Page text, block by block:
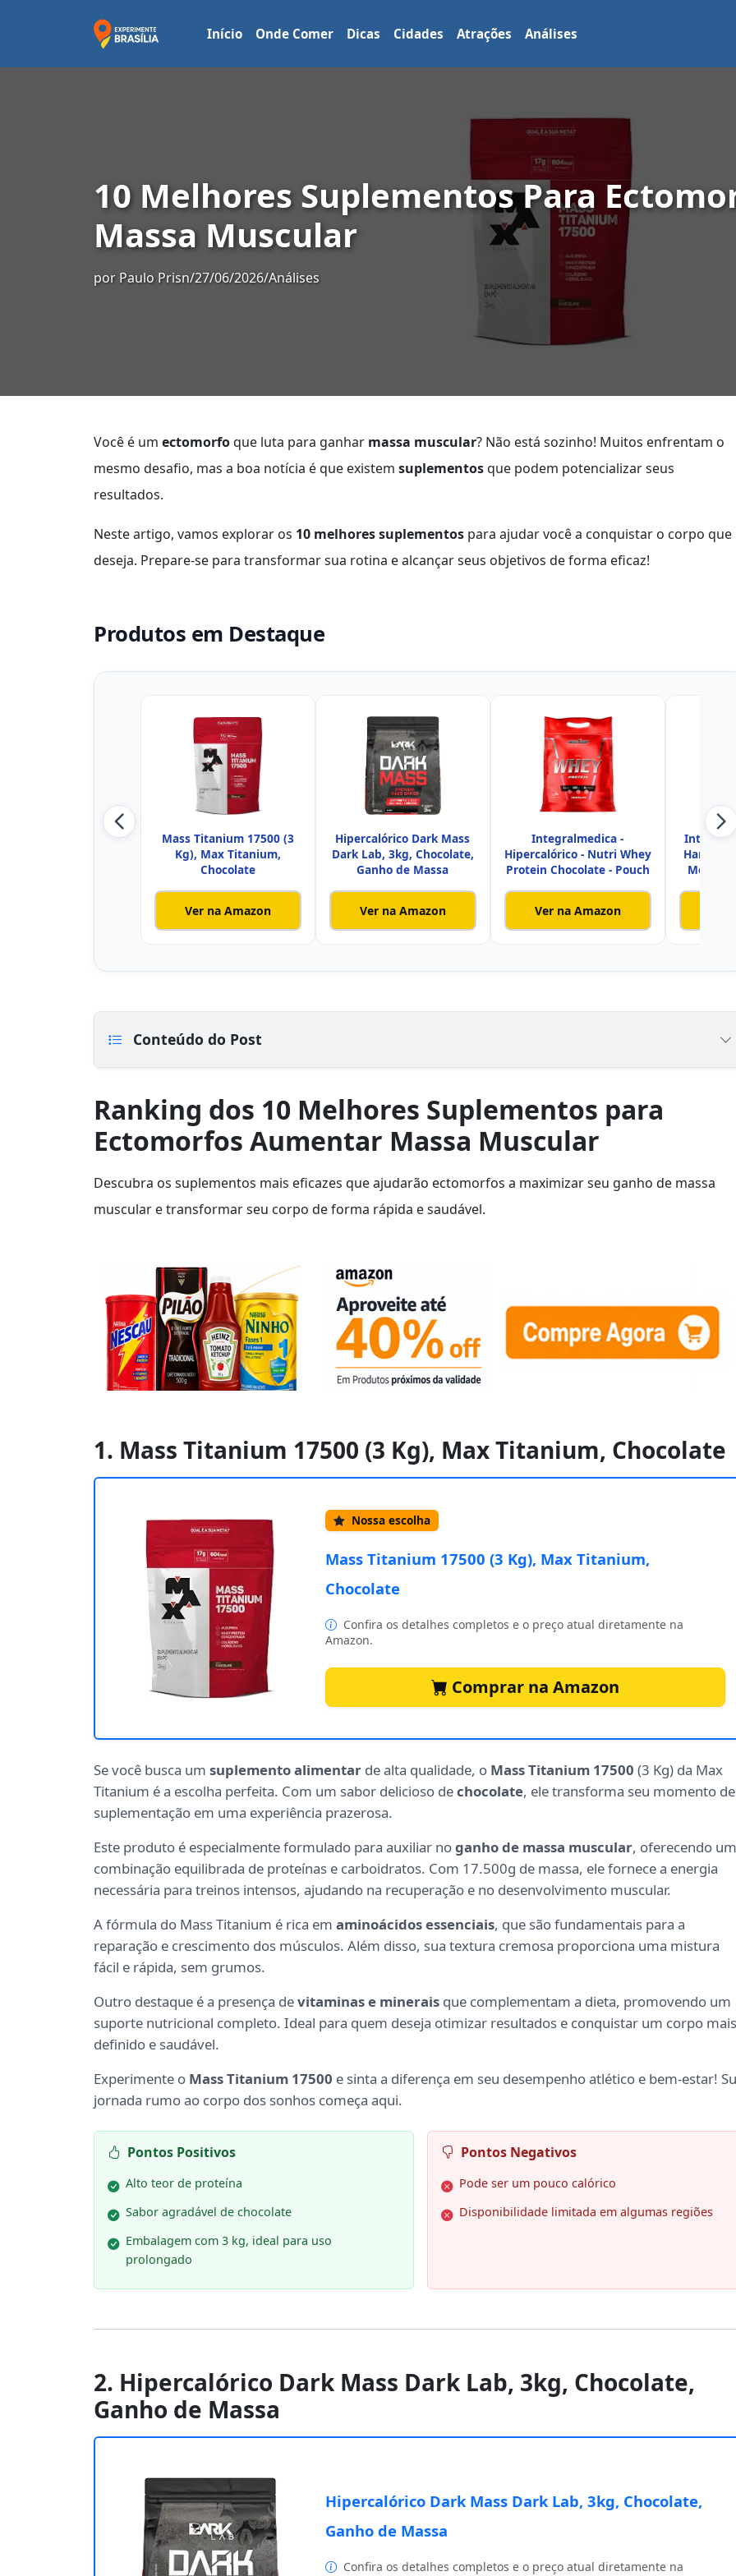
Início Onde Comer Dicas Cidades Atrações Análises
10 Melhores Suplementos Para
Massa Muscular
por Paulo Prisn/27/06/2026/Análises
Você é um ectomorfoque luta para ganhar massa muscular? Não está sozinho! Muitos enfrentam o
mesmo desafio, mas a boa notícia é que existem suplementosque podem potencializar seus
resultados.
Neste artigo, vamos explorar os 10 melhores suplementos para ajudar você a conquistar o corpo que
deseja. Prepare-se para transformar sua rotina e alcançar seus objetivos de forma eficaz!
Produtos em Destaque
Mass Titanium 17500 (3
Kg), Max Titanium,
Chocolate
Ver na Amazon
Hipercalórico Dark Mass
Dark Lab, 3kg, Chocolate,
Ganho de Massa
Ver na Amazon
Integralmedica -
Hipercalórico - Nutri Whey
Protein Chocolate - Pouch
Ver na Amazon
Conteúdo do Post
Ranking dos 10 Melhores Suplementos para
Ectomorfos Aumentar Massa Muscular
Descubra os suplementos mais eficazes que ajudarão ectomorfos a maximizar seu ganho de massa
muscular e transformar seu corpo de forma rápida e saudável.
1. Mass Titanium 17500 (3 Kg), Max Titanium, Chocolate
Nossa escolha
Mass Titanium 17500 (3 Kg), Max Titanium,
Chocolate
Confira os detalhes completos e o preço atual diretamente na
Amazon.
Comprar na Amazon
Se você busca um suplemento alimentar de alta qualidade, o Mass Titanium 17500 (3 Kg) da Max
Titanium é a escolha perfeita. Com um sabor delicioso dechocolate, ele transforma seu momento de
suplementação em uma experiência prazerosa.
Este produto é especialmente formulado para auxiliar noganho de massa muscular, oferecendo
combinação equilibrada de proteínas e carboidratos. Com 17.500g de massa, ele fornece a energia
necessária para treinos intensos, ajudando na recuperação e no desenvolvimento muscular.
A fórmula do Mass Titanium é rica em aminoácidos essenciais, que são fundamentais para a
reparação e crescimento dos músculos. Além disso, sua textura cremosa proporciona uma mistura
fácil e rápida, sem grumos.
Outro destaque é a presença devitaminas e minerais que complementam a dieta, promovendo um
suporte nutricional completo. Ideal para quem deseja otimizar resultados e conquistar um corpo mais
definido e saudável.
Experimente o Mass Titanium 17500 e sinta a diferença em seu desempenho atlético e bem-estar!
jornada rumo ao corpo dos sonhos começa aqui.
Pontos Positivos
Alto teor de proteína
Sabor agradável de chocolate
Embalagem com 3 kg, ideal para uso
prolongado
Pontos Negativos
Pode ser um pouco calórico
Disponibilidade limitada em algumas regiões
2. Hipercalórico Dark Mass Dark Lab, 3kg, Chocolate,
Ganho de Massa
Hipercalórico Dark Mass Dark Lab, 3kg, Chocolate,
Ganho de Massa
Confira os detalhes completos e o preço atual diretamente na